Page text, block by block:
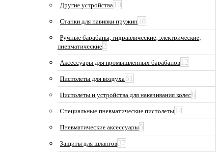
Другие устройства 10
Станки для навивки пружин 18
Ручные барабаны, гидравлические, электрические,
пневматические2
Аксессуары для промышленных барабанов 12
Пистолеты для воздуха61
Пистолеты и устройства для накачивания колес6
Специальные пневматические пистолеты 14
Пневматические аксессуары5
Защиты для шлангов37